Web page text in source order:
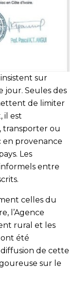
sur
jour. Seules des
de limiter
il est
ou
en provenance
Les
entre
celles du
l’Agence
rural et les
été
de cette
sur le